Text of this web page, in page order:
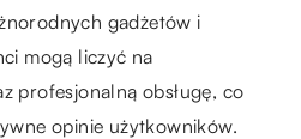
gadżetów i
mogą liczyć na
profesjonalną obsługę, co
opinie użytkowników.